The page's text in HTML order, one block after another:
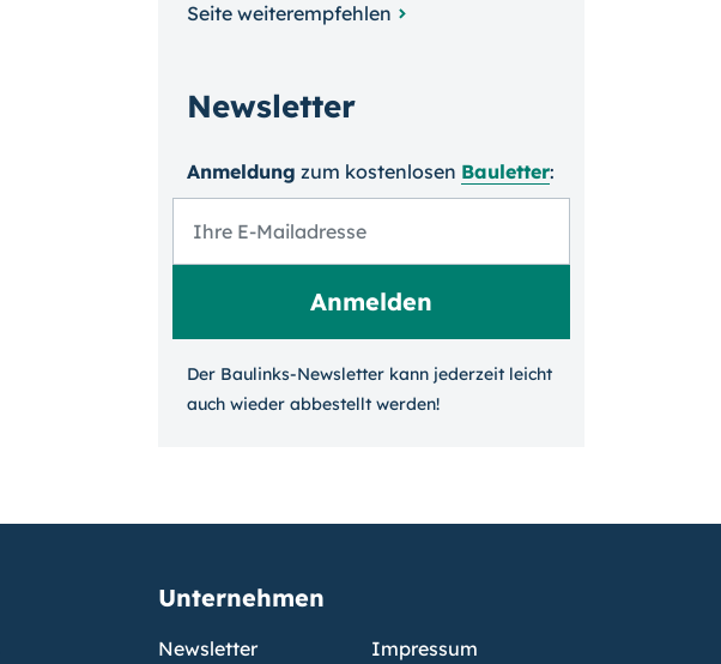
Seite weiterempfehlen
Newsletter
Anmeldung zum kosten­losen Bauletter:
Der Baulinks-Newsletter kann jeder­zeit leicht
auch wieder ab­bestellt werden!
Unternehmen
Newsletter
Impressum